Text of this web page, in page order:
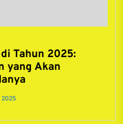
Tahun 2025:
yang Akan
2025